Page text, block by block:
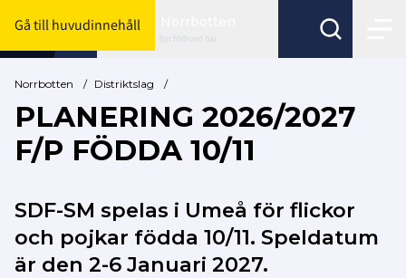
Gå till huvudinnehåll
Byt förbund här
Norrbotten / Distriktslag /
PLANERING 2026/2027
F/P FÖDDA 10/11
SDF-SM spelas i Umeå för flickor
och pojkar födda 10/11. Speldatum
är den 2-6 Januari 2027.